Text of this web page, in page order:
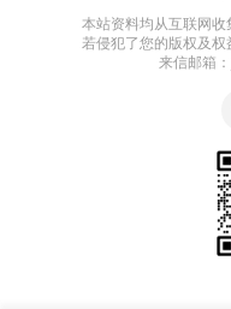
本站资料均从互联网收
若侵犯了您的版权及权
来信邮箱